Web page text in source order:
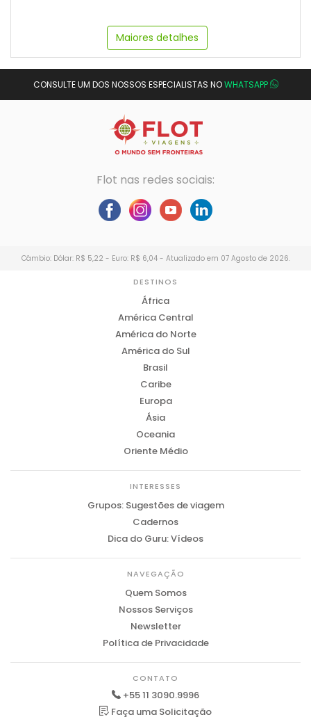
Maiores detalhes
CONSULTE UM DOS NOSSOS ESPECIALISTAS NOWHATSAPP
Flot nas redes sociais:
Câmbio: Dólar: R$ 5,22 - Euro: R$ 6,04 - Atualizado em 07 Agosto de 2026.
DESTINOS
África
América Central
América do Norte
América do Sul
Brasil
Caribe
Europa
Ásia
Oceania
Oriente Médio
INTERESSES
Grupos: Sugestões de viagem
Cadernos
Dica do Guru: Vídeos
NAVEGAÇÃO
Quem Somos
Nossos Serviços
Newsletter
Política de Privacidade
CONTATO
+55 11 3090.9996
Faça uma Solicitação